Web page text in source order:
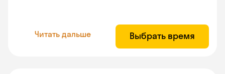
Читать дальше Выбрать время